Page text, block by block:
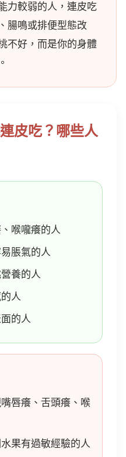
力較弱的人，連皮吃
腸鳴或排便型態改
不好，而是你的身體
皮吃？哪些人
喉嚨癢的人
脹氣的人
養的人
人
的人
唇癢、舌頭癢、喉
果有過敏經驗的人